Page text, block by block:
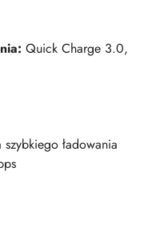
Quick Charge 3.0,
ładowania